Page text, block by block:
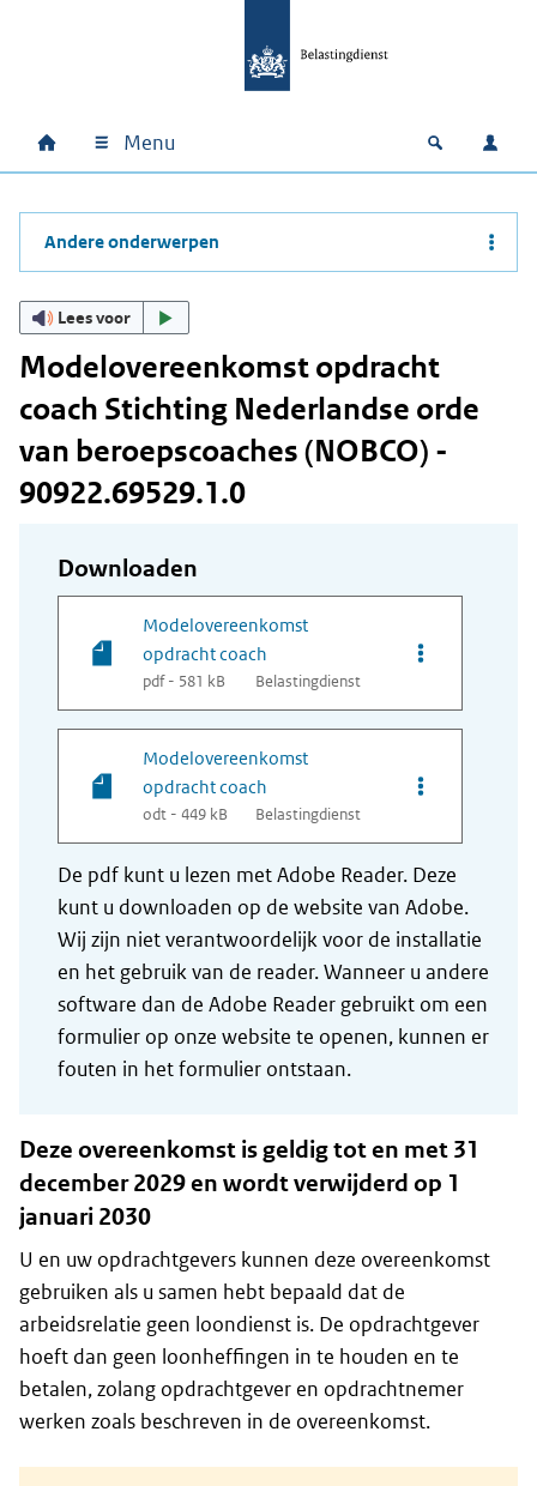
Hoofdnavigatie
Home Menu Open
Andere onderwerpen
Lees voor
Modelovereenkomst opdracht
coach Stichting Nederlandse orde
van beroepscoaches (NOBCO) -
90922.69529.1.0
Downloaden
Modelovereenkomst
opdracht coach
pdf - 581 kB Belastingdienst
Opties van
Modelovereenkomst
opdracht coach
odt - 449 kB Belastingdienst
Opties van
De pdf kunt u lezen met Adobe Reader. Deze
kunt u downloaden op de website van Adobe.
Wij zijn niet verantwoordelijk voor de installatie
en het gebruik van de reader. Wanneer u andere
software dan de Adobe Reader gebruikt om een
formulier op onze website te openen, kunnen er
fouten in het formulier ontstaan.
Deze overeenkomst is geldig tot en met 31
december 2029 en wordt verwijderd op 1
januari 2030
U en uw opdrachtgevers kunnen deze overeenkomst
gebruiken als u samen hebt bepaald dat de
arbeidsrelatie geen loondienst is. De opdrachtgever
hoeft dan geen loonheffingen in te houden en te
betalen, zolang opdrachtgever en opdrachtnemer
werken zoals beschreven in de overeenkomst.